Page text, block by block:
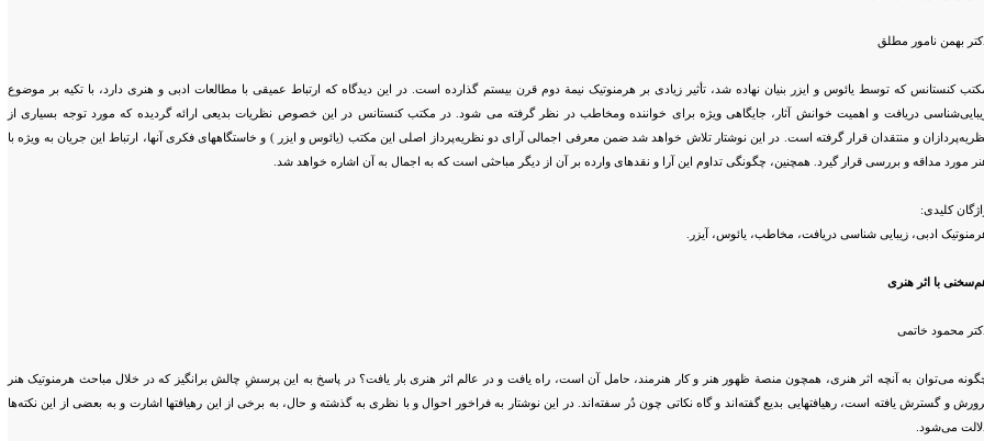
بهمن نامور مطلق
کنستانس که توسط یائوس و ایزر بنیان نهاده شد، تأثیر زیادی بر هرمنوتیک نیمة دوم قرن بیستم گذارده است. در این دیدگاه که ارتباط عمیقی با مطالعات ادبی و هنری دارد، با تکیه بر موضوع
دریافت و اهمیت خوانش آثار، جایگاهی ویژه‌ برای خواننده ومخاطب در نظر گرفته می شود. در مکتب کنستانس در این خصوص نظریات بدیعی ارائه گردیده که مورد توجه بسیاری از
و منتقدان قرار گرفته است. در این نوشتار تلاش خواهد شد ضمن معرفی اجمالی آرای دو نظریه‌پرداز اصلی این مکتب (یائوس و ایزر ) و خاستگاههای فکری آنها، ارتباط این جریان به ویژه با
مورد مداقه و بررسی قرار گیرد. همچنین، چگونگی تداوم این آرا و نقدهای وارده بر آن از دیگر مباحثی است که به اجمال به آن اشاره خواهد شد.
کلیدی:
ادبی، زیبایی شناسی دریافت، مخاطب، یائوس، آیزر.
با اثر هنری
محمود خاتمی
می‌توان به آنچه اثر هنری، همچون منصة ظهور هنر و کار هنرمند، حامل آن است، راه یافت و در عالم اثر هنری بار یافت؟ در پاسخ به این پرسشِ چالش برانگیز که در خلال مباحث هرمنوتیک هنر
و گسترش یافته است، رهیافتهایی بدیع گفته‌اند و گاه نکاتی چون دُر سفته‌اند. در این نوشتار به فراخور احوال و با نظری به گذشته و حال، به برخی از این رهیافتها اشارت و به بعضی از این نکته‌ها
می‌شود.